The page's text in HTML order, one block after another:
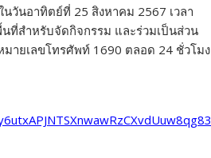
วันอาทิตย์ที่ 25 สิงหาคม 2567 เวลา
ที่สำหรับจัดกิจกรรม และร่วมเป็นส่วน
ายเลขโทรศัพท์ 1690 ตลอด 24 ชั่วโมง